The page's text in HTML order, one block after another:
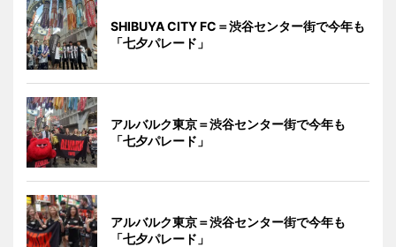
SHIBUYA CITY FC＝渋谷センター街で今年も
「七夕パレード」
アルバルク東京＝渋谷センター街で今年も
「七夕パレード」
アルバルク東京＝渋谷センター街で今年も
「七夕パレード」